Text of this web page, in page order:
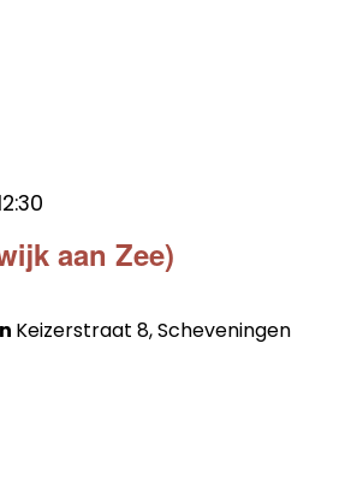
aan Zee)
Keizerstraat 8, Scheveningen